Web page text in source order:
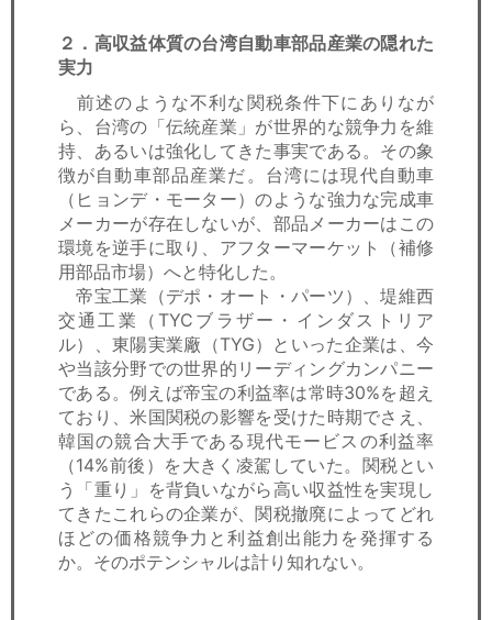
２．高収益体質の台湾自動車部品産業の隠れた
実力
前述のような不利な関税条件下にありなが
ら、台湾の「伝統産業」が世界的な競争力を維
持、あるいは強化してきた事実である。その象
徴が自動車部品産業だ。台湾には現代自動車
（ヒョンデ・モーター）のような強力な完成車
メーカーが存在しないが、部品メーカーはこの
環境を逆手に取り、アフターマーケット（補修
用部品市場）へと特化した。
帝宝工業（デポ・オート・パーツ）、堤維西
交通工業（TYCブラザー・インダストリア
ル）、東陽実業廠（TYG）といった企業は、今
や当該分野での世界的リーディングカンパニー
である。例えば帝宝の利益率は常時30%を超え
ており、米国関税の影響を受けた時期でさえ、
韓国の競合大手である現代モービスの利益率
（14%前後）を大きく凌駕していた。関税とい
う「重り」を背負いながら高い収益性を実現し
てきたこれらの企業が、関税撤廃によってどれ
ほどの価格競争力と利益創出能力を発揮する
か。そのポテンシャルは計り知れない。